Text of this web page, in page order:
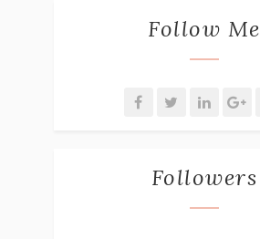
Follow Me
Followers